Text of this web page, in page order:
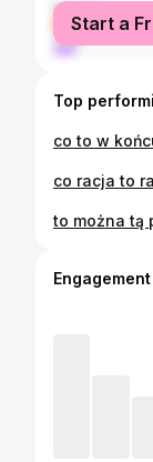
female
male
Start a
Top